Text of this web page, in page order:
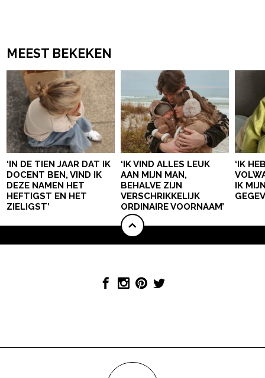
MEEST BEKEKEN
‘IN DE TIEN JAAR DAT IK
DOCENT BEN, VIND IK
DEZE NAMEN HET
HEFTIGST EN HET
ZIELIGST’
‘IK VIND ALLES LEUK
AAN MIJN MAN,
BEHALVE ZIJN
VERSCHRIKKELIJK
ORDINAIRE VOORNAAM’
‘IK
IK